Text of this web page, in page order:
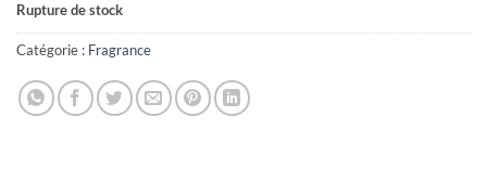
Rupture de stock
Catégorie : Fragrance